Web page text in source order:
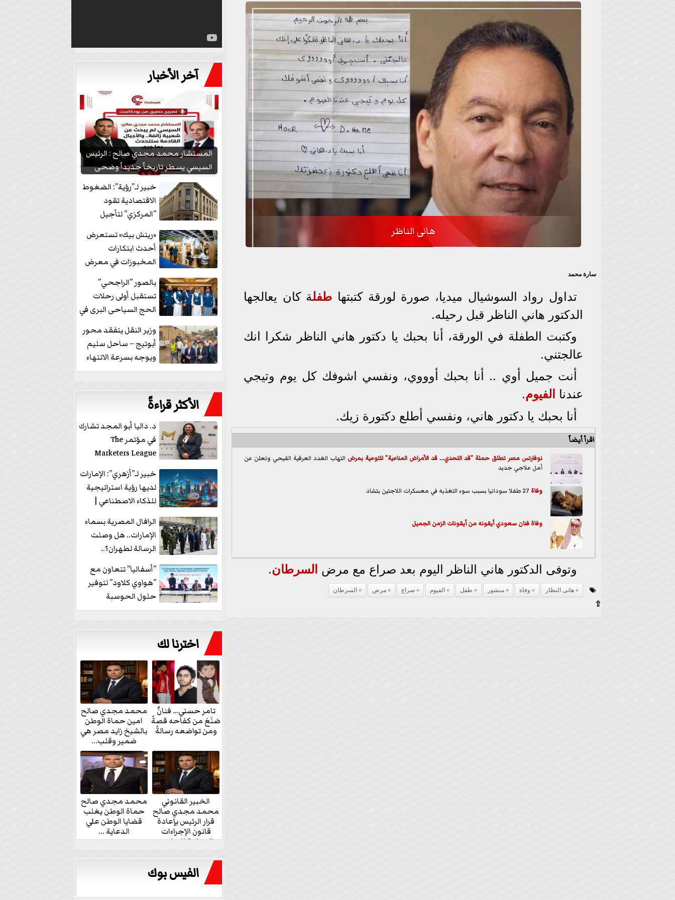
هانى الناظر
سارة محمد
تداول رواد السوشيال ميديا، صورة لورقة كتبتها طفلة كان يعالجها
الدكتور هاني الناظر قبل رحيله.
وكتبت الطفلة في الورقة، أنا بحبك يا دكتور هاني الناظر شكرا انك
عالجتني.
أنت جميل أوي .. أنا بحبك أوووي، ونفسي اشوفك كل يوم وتيجي
عندنا
الفيوم.
أنا بحبك يا دكتور هاني، ونفسي أطلع دكتورة زيك.
اقرأ أيضاً
نوفارتس مصر تطلق حملة ”قد التحدي... قد الأمراض المناعية” للتوعية بمرض التهاب الغدد العرقية القيحي وتعلن عن
أمل علاجي جديد
وفاة
وفاة فنان سعودي أيقونه من أيقونات الزمن الجميل
وتوفى الدكتور هاني الناظر اليوم بعد صراع مع مرض السرطان.
هانى النظار وفاة منشور طفل الفيوم صراع مرض السرطان
⇧
آخر الأخبار
المستشار محمد مجدي صالح : الرئيس
السيسي يسطر تاريخاً جديداً وضحى
بشعبيته...
خبير لـ”رؤية”: الضغوط
الاقتصادية تقود
”المركزي” لتأجيل
«ريتش بيك» تستعرض
أحدث ابتكارات
المخبوزات في معرض
منتجات...
بالصور ”الراجحي”
تستقبل أولى رحلات
الحج السياحى البرى في
وزير النقل يتفقد محور
أبوتيج – ساحل سليم
ويوجه بسرعة الانتهاء
من...
الأكثر قراءةً
د. داليا أبو المجد تشارك
في مؤتمر The
Marketers League
وتدير جلسة...
خبير لـ”أزهري”: الإمارات
لديها رؤية استراتيجية
للذكاء الاصطناعي |
الرافال المصرية بسماء
الإمارات.. هل وصلت
الرسالة لطهران؟..
”ماعت جروب” تُجيب؟
|...
”أسفاليا” تتعاون مع
”هواوي كلاود” لتوفير
حلول الحوسبة
السحابية والأمن
اخترنا لك
تامر حسني… فنانٌ
صَنَعَ من كفاحه قصةً
ومن تواضعه رسالةً
محمد مجدي صالح
امين حماة الوطن
بالشيخ زايد مصر هي
ضمير وقلب...
الخبير القانوني
محمد مجدي صالح
قرار الرئيس بإعادة
قانون الإجراءات
الجنائية للنواب...
محمد مجدي صالح
حماة الوطن يغلب
قضايا الوطن علي
الدعاية ...
الفيس بوك